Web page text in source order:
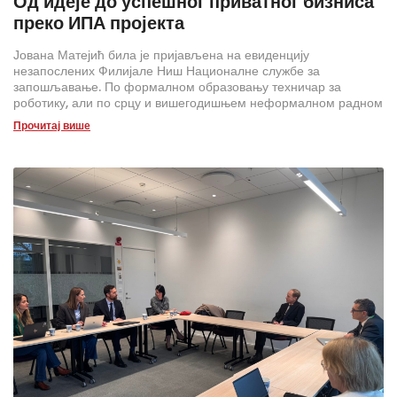
преко ИПА пројекта
Јована Матејић била је пријављена на евиденцију
незапослених Филијале Ниш Националне службе за
запошљавање. По формалном образовању техничар за
роботику, али по срцу и вишегодишњем неформалном радном
искуству заљубљеник у свет лепоте, негу лица и тела.
Прочитај више